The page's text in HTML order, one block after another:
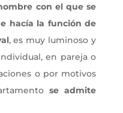
con el que se
hacía la función de
, es muy luminoso y
en pareja o
o por motivos
se admite